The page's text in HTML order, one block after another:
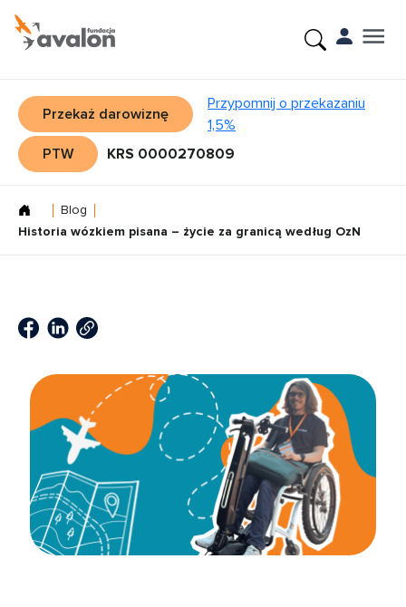
Przekaż darowiznę
Przypomnij o przekazaniu
1,5%
PTW
KRS 0000270809
Blog
Historia wózkiem pisana – życie za granicą według OzN